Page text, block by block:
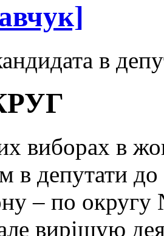
в
виборах в
в депутати до
– по
вирішую